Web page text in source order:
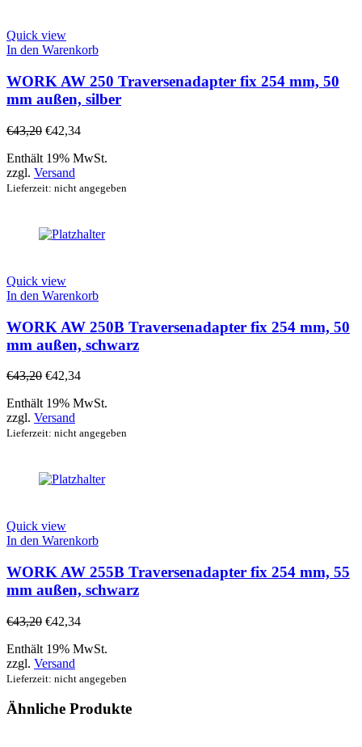
Quick view
In den Warenkorb
WORK AW 250 Traversenadapter fix 254 mm, 50
mm außen, silber
€43,20 €42,34
Enthält 19% MwSt.
zzgl. Versand
Lieferzeit: nicht angegeben
Quick view
In den Warenkorb
WORK AW 250B Traversenadapter fix 254 mm, 50
mm außen, schwarz
€43,20 €42,34
Enthält 19% MwSt.
zzgl. Versand
Lieferzeit: nicht angegeben
Quick view
In den Warenkorb
WORK AW 255B Traversenadapter fix 254 mm, 55
mm außen, schwarz
€43,20 €42,34
Enthält 19% MwSt.
zzgl. Versand
Lieferzeit: nicht angegeben
Ähnliche Produkte